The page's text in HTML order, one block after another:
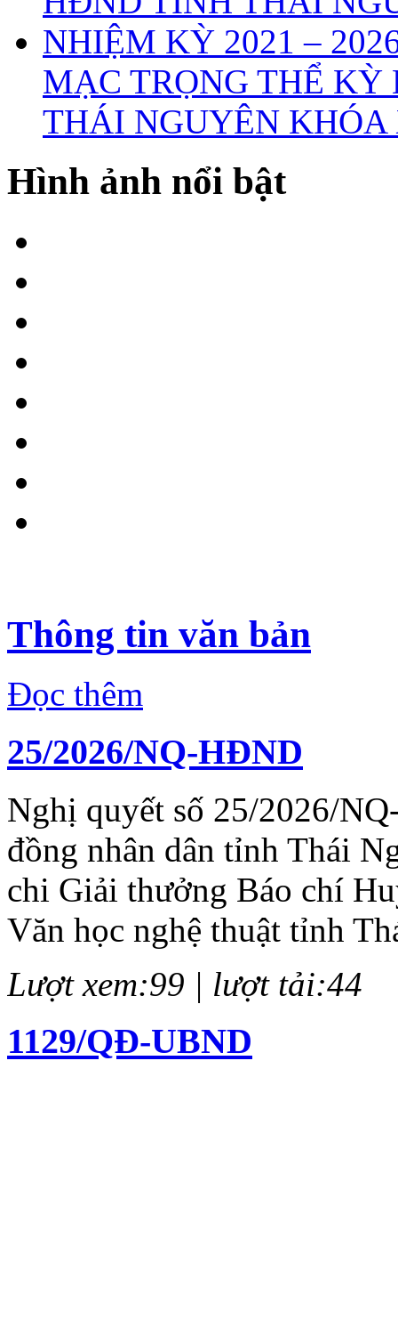
MẠC TRỌNG THỂ
THÁI NGUYÊN KHÓA
Hình ảnh nổi bật
Thông tin văn bản
Đọc thêm
25/2026/NQ-HĐND
Nghị quyết số 25/2026/
đồng nhân dân tỉnh Thái
chi Giải thưởng Báo chí
Văn học nghệ thuật tỉnh
Lượt xem:99 | lượt tải:44
1129/QĐ-UBND